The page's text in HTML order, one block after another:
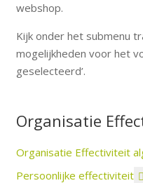
webshop.
Kijk onder het submenu
mogelijkheden voor het
geselecteerd’.
Organisatie
Organisatie Effectiviteit
Persoonlijke effectiviteit